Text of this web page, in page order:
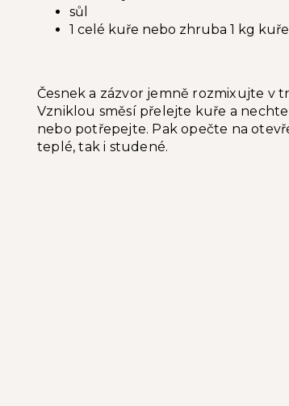
sůl
1 celé kuře nebo zhruba 1 kg
Česnek a zázvor jemně rozmixujte v
Vzniklou směsí přelejte kuře a
nebo potřepejte. Pak opečte na
teplé, tak i studené.